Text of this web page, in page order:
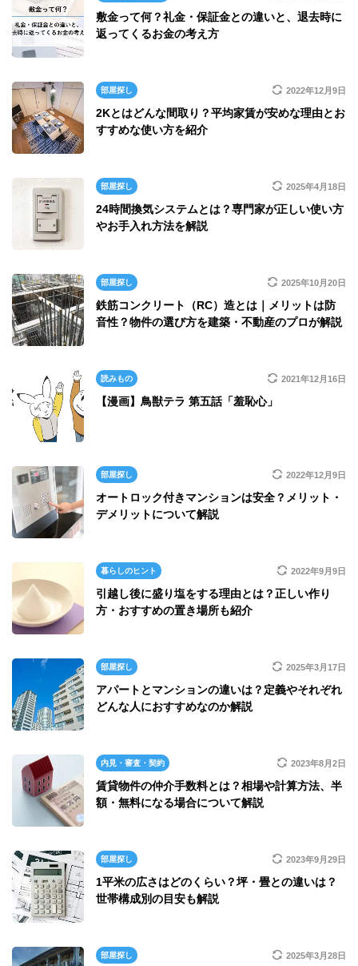
敷金って何？礼金・保証金との違いと、退去時に
返ってくるお金の考え方
部屋探し 2022年12月9日
2Kとはどんな間取り？平均家賃が安めな理由とお
すすめな使い方を紹介
部屋探し 2025年4月18日
24時間換気システムとは？専門家が正しい使い方
やお手入れ方法を解説
部屋探し 2025年10月20日
鉄筋コンクリート（RC）造とは｜メリットは防
音性？物件の選び方を建築・不動産のプロが解説
読みもの 2021年12月16日
【漫画】鳥獣テラ 第五話「羞恥心」
部屋探し 2022年12月9日
オートロック付きマンションは安全？メリット・
デメリットについて解説
暮らしのヒント 2022年9月9日
引越し後に盛り塩をする理由とは？正しい作り
方・おすすめの置き場所も紹介
部屋探し 2025年3月17日
アパートとマンションの違いは？定義やそれぞれ
どんな人におすすめなのか解説
内見・審査・契約 2023年8月2日
賃貸物件の仲介手数料とは？相場や計算方法、半
額・無料になる場合について解説
部屋探し 2023年9月29日
1平米の広さはどのくらい？坪・畳との違いは？
世帯構成別の目安も解説
部屋探し 2025年3月28日